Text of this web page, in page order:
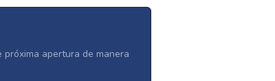
apertura de manera